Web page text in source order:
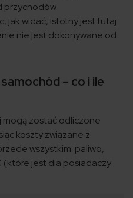
przychodów
jak widać, istotny jest tutaj
nie jest dokonywane od
– co i ile
mogą zostać odliczone
koszty związane z
wszystkim: paliwo,
jest dla posiadaczy